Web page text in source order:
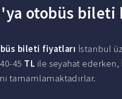
otobüs bileti
bileti fiyatları İstanbul
45 TL ile seyahat
tamamlamaktadırlar.